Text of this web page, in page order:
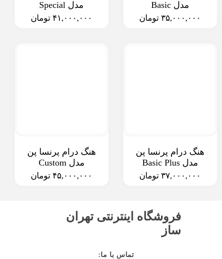
مدل Basic
۳۵,۰۰۰,۰۰۰ تومان
مدل Special
۴۱,۰۰۰,۰۰۰ تومان
هنگ درام پرنسا پن
مدل Basic Plus
۳۷,۰۰۰,۰۰۰ تومان
هنگ درام پرنسا پن
مدل Custom
۴۵,۰۰۰,۰۰۰ تومان
فروشگاه اینترنتی تهران
ساز
:تماس با ما